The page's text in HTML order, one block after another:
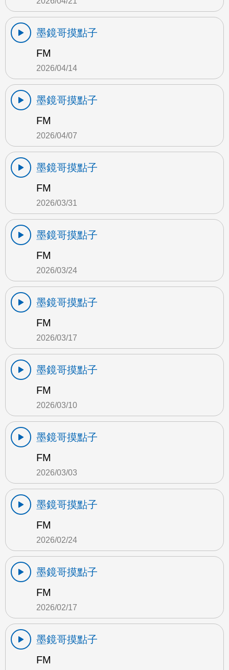
墨鏡哥摸點子
FM
2026/04/14
墨鏡哥摸點子
FM
2026/04/07
墨鏡哥摸點子
FM
2026/03/31
墨鏡哥摸點子
FM
2026/03/24
墨鏡哥摸點子
FM
2026/03/17
墨鏡哥摸點子
FM
2026/03/10
墨鏡哥摸點子
FM
2026/03/03
墨鏡哥摸點子
FM
2026/02/24
墨鏡哥摸點子
FM
2026/02/17
墨鏡哥摸點子
FM